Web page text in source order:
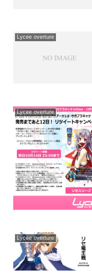
Lycee overture
Lycee overture
Lycee overture